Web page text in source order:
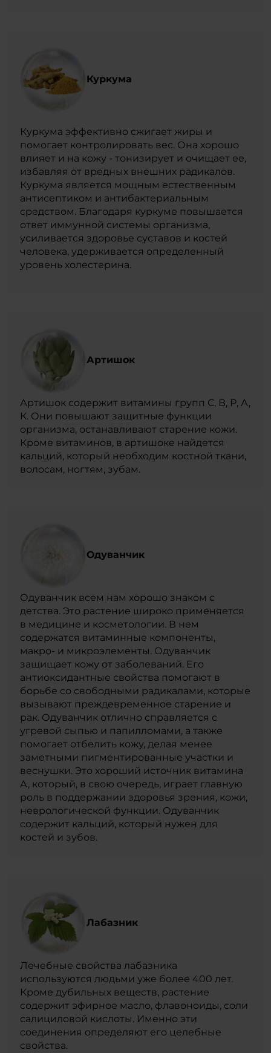
Куркума
Куркума эффективно сжигает жиры и
помогает контролировать вес. Она хорошо
влияет и на кожу - тонизирует и очищает ее,
избавляя от вредных внешних радикалов.
Куркума является мощным естественным
антисептиком и антибактериальным
средством. Благодаря куркуме повышается
ответ иммунной системы организма,
усиливается здоровье суставов и костей
человека, удерживается определенный
уровень холестерина.
Артишок
Артишок содержит витамины групп С, В, Р, А,
К. Они повышают защитные функции
организма, останавливают старение кожи.
Кроме витаминов, в артишоке найдется
кальций, который необходим костной ткани,
волосам, ногтям, зубам.
Одуванчик
Одуванчик всем нам хорошо знаком с
детства. Это растение широко применяется
в медицине и косметологии. В нем
содержатся витаминные компоненты,
макро- и микроэлементы. Одуванчик
защищает кожу от заболеваний. Его
антиоксидантные свойства помогают в
борьбе со свободными радикалами, которые
вызывают преждевременное старение и
рак. Одуванчик отлично справляется с
угревой сыпью и папилломами, а также
помогает отбелить кожу, делая менее
заметными пигментированные участки и
веснушки. Это хороший источник витамина
А, который, в свою очередь, играет главную
роль в поддержании здоровья зрения, кожи,
неврологической функции. Одуванчик
содержит кальций, который нужен для
костей и зубов.
Лабазник
Лечебные свойства лабазника
используются людьми уже более 400 лет.
Кроме дубильных веществ, растение
содержит эфирное масло, флавоноиды, соли
салициловой кислоты. Именно эти
соединения определяют его целебные
свойства.